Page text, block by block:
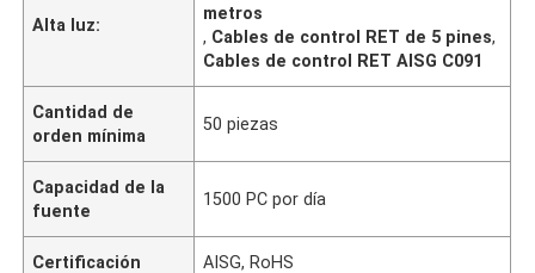
Alta luz:
metros
, Cables de control RET de 5 pines,
Cables de control RET AISG C091
Cantidad de
orden mínima
50 piezas
Capacidad de la
fuente
1500 PC por día
Certificación AISG, RoHS